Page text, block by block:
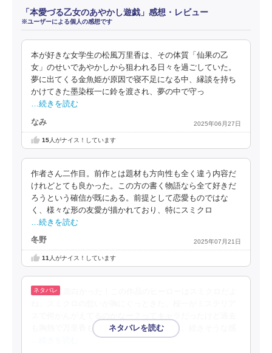
「本愛づる乙女のあやかし遊戯」感想・レビュー
※ユーザーによる個人の感想です
本が好きな女学生の松風万里香は、その体質「仙果の乙
女」のせいであやかしから狙われる日々を過ごしていた。
夢に出てくる金魚姫が原因で寝不足になる中、縁談を持ち
かけてきた墨染桜一に鈴を渡され、夢の中で守っ
…続きを読む
なみ 2025年06月27日
15人がナイス！しています
作者さん二作目。前作とは題材も方向性も全く違う内容だ
けれどとても良かった。この方の書く物語なら全て好きだ
ろうという確信が既にある。前提として恋愛ものではな
く、様々な形の友愛が描かれており、特にスミクロ
…続きを読む
冬野 2025年07月21日
11 人がナイス！しています
も胸熱で万里香もいい子でいいお話だった。続きそうな感